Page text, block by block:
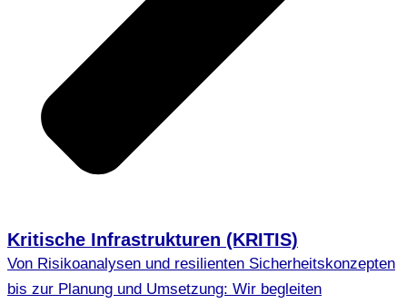
Kritische Infrastrukturen (KRITIS)
Von Risikoanalysen und resilienten Sicherheitskonzepten
bis zur Planung und Umsetzung: Wir begleiten